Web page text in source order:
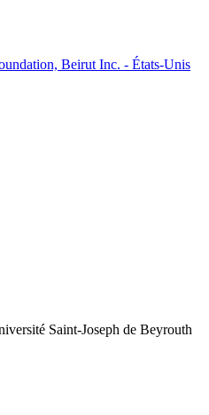
Beirut Inc. - États-Unis
Saint-Joseph de Beyrouth